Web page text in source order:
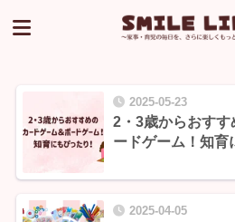
2025-05-23
2・3歳からおす
ードゲーム！知育
2025-04-05